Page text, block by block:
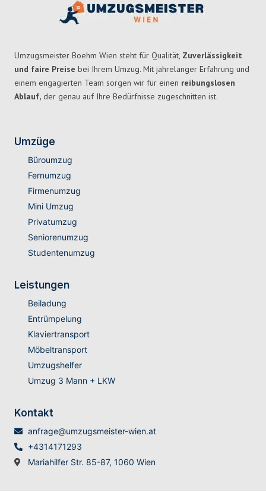
Umzugsmeister Boehm Wien steht für Qualität, Zuverlässigkeit
und faire Preise bei Ihrem Umzug. Mit jahrelanger Erfahrung und
einem engagierten Team sorgen wir für einen reibungslosen
Ablauf, der genau auf Ihre Bedürfnisse zugeschnitten ist.
Umzüge
Büroumzug
Fernumzug
Firmenumzug
Mini Umzug
Privatumzug
Seniorenumzug
Studentenumzug
Leistungen
Beiladung
Entrümpelung
Klaviertransport
Möbeltransport
Umzugshelfer
Umzug 3 Mann + LKW
Kontakt
anfrage@umzugsmeister-wien.at
+4314171293
Mariahilfer Str. 85-87, 1060 Wien